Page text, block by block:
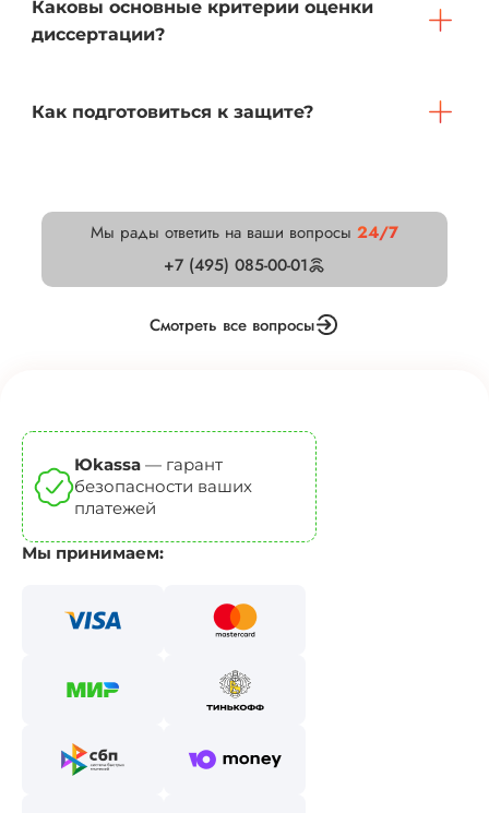
Каковы основные критерии оценки
диссертации?
Как подготовиться к защите?
Мы рады ответить на ваши вопросы 24/7
+7 (495) 085-00-01
Смотреть все вопросы
Юkassa — гарант
безопасности ваших
платежей
Мы принимаем: